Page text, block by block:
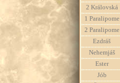
2 Královská
1 Paralipome
2 Paralipome
Ezdráš
Nehemjáš
Ester
Jób